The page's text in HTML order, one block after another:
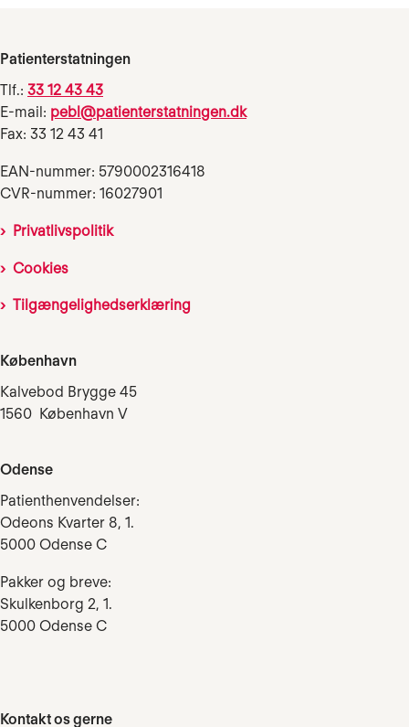
Patienterstatningen
Tlf.: 33 12 43 43
E-mail: pebl@patienterstatningen.dk
Fax: 33 12 43 41
EAN-nummer: 5790002316418
CVR-nummer: 16027901
Privatlivspolitik
Cookies
Tilgængelighedserklæring
København
Kalvebod Brygge 45
1560 København V
Odense
Patienthenvendelser:
Odeons Kvarter 8, 1.
5000 Odense C
Pakker og breve:
Skulkenborg 2, 1.
5000 Odense C
Kontakt os gerne